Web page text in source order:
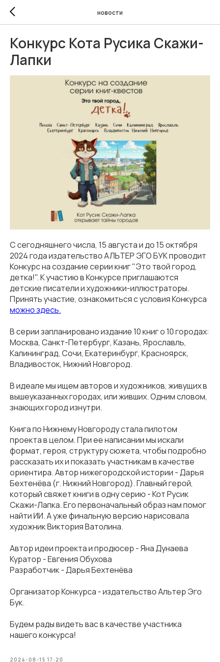
новости
Конкурс Кота Русика Скажи-
Лапки
С сегодняшнего числа, 15 августа и до 15 октября
2024 года издательство АЛЬТЕР ЭГО БУК проводит
Конкурс на создание серии книг "Это твой город,
детка!". К участию в Конкурсе приглашаются
детские писатели и художники-иллюстраторы.
Принять участие, ознакомиться с условия Конкурса
можно здесь.
В серии запланировано издание 10 книг о 10 городах:
Москва, Санкт-Петербург, Казань, Ярославль,
Калининград, Сочи, Екатеринбург, Красноярск,
Владивосток, Нижний Новгород.
В идеале мы ищем авторов и художников, живущих в
вышеуказанных городах, или живших. Одним словом,
знающих город изнутри.
Книга по Нижнему Новгороду стала пилотом
проекта в целом. При ее написании мы искали
формат, героя, структуру сюжета, чтобы подробно
рассказать их и показать участникам в качестве
ориентира. Автор нижегородской истории - Дарья
Бехтенёва (г. Нижний Новгород). Главный герой,
который свяжет книги в одну серию - Кот Русик
Скажи-Лапка. Его первоначальный образ нам помог
найти ИИ. А уже финальную версию нарисовала
художник Виктория Ватолина.
Автор идеи проекта и продюсер - Яна Дунаева
Куратор - Евгения Обухова
Разработчик - Дарья Бехтенёва
Организатор Конкурса - издательство Альтер Эго
Бук.
Будем рады видеть вас в качестве участника
нашего конкурса!
2024-08-15 17:20